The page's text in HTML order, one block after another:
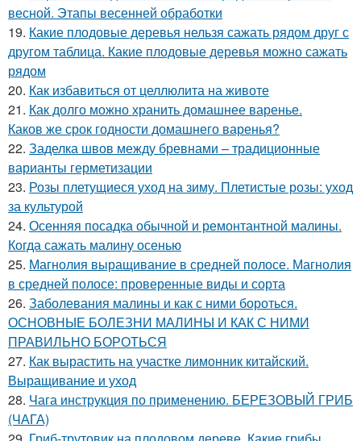
весной. Этапы весенней обработки
19. Какие плодовые деревья нельзя сажать рядом друг с
другом таблица. Какие плодовые деревья можно сажать
рядом
20. Как избавиться от целлюлита на животе
21. Как долго можно хранить домашнее варенье.
Каков же срок годности домашнего варенья?
22. Заделка швов между бревнами – традиционные
варианты герметизации
23. Розы плетущиеся уход на зиму. Плетистые розы: уход
за культурой
24. Осенняя посадка обычной и ремонтантной малины.
Когда сажать малину осенью
25. Магнолия выращивание в средней полосе. Магнолия
в средней полосе: проверенные виды и сорта
26. Заболевания малины и как с ними бороться.
ОСНОВНЫЕ БОЛЕЗНИ МАЛИНЫ И КАК С НИМИ
ПРАВИЛЬНО БОРОТЬСЯ
27. Как вырастить на участке лимонник китайский.
Выращивание и уход
28. Чага инструкция по применению. БЕРЕЗОВЫЙ ГРИБ
(ЧАГА)